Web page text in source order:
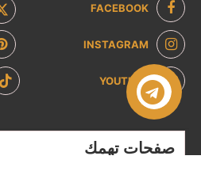
FACEBOOK
INSTAGRAM
YOUTUBE
صفحات تهمك